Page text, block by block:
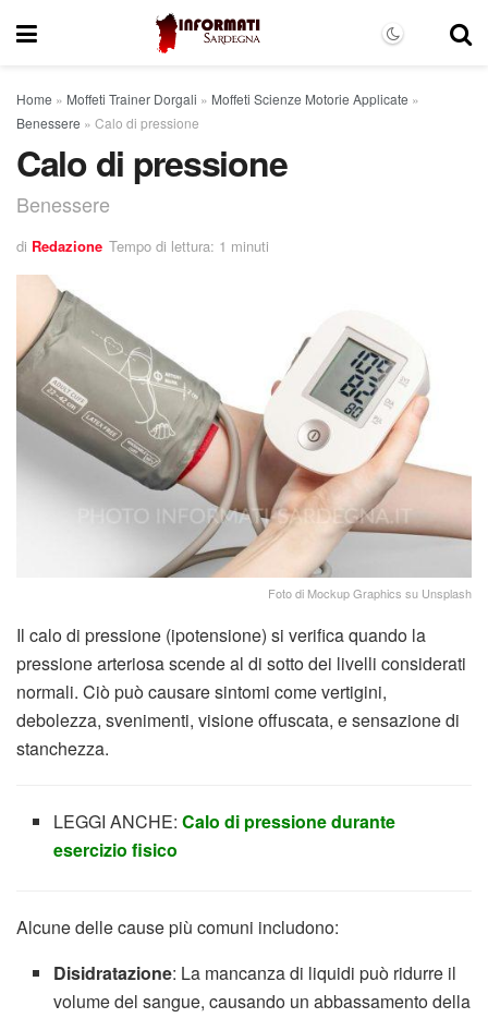
Home » Moffeti Trainer Dorgali » Moffeti Scienze Motorie Applicate »
Benessere » Calo di pressione
Calo di pressione
Benessere
di Redazione Tempo di lettura: 1 minuti
Foto di Mockup Graphics su Unsplash
Il calo di pressione (ipotensione) si verifica quando la
pressione arteriosa scende al di sotto dei livelli considerati
normali. Ciò può causare sintomi come vertigini,
debolezza, svenimenti, visione offuscata, e sensazione di
stanchezza.
LEGGI ANCHE:Calo di pressione durante
esercizio fisico
Alcune delle cause più comuni includono:
Disidratazione: La mancanza di liquidi può ridurre il
volume del sangue, causando un abbassamento della